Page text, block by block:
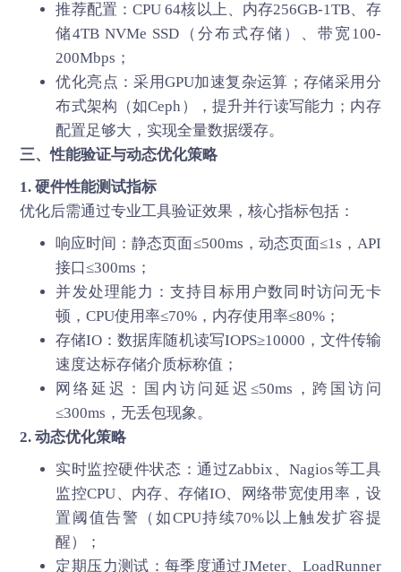
推荐配置：CPU 64核以上、内存256GB-1TB、存
储4TB NVMe SSD（分布式存储）、带宽100-
200Mbps；
优化亮点：采用GPU加速复杂运算；存储采用分
布式架构（如Ceph），提升并行读写能力；内存
配置足够大，实现全量数据缓存。
三、性能验证与动态优化策略
1. 硬件性能测试指标
优化后需通过专业工具验证效果，核心指标包括：
响应时间：静态页面≤500ms，动态页面≤1s，API
接口≤300ms；
并发处理能力：支持目标用户数同时访问无卡
顿，CPU使用率≤70%，内存使用率≤80%；
存储IO：数据库随机读写IOPS≥10000，文件传输
速度达标存储介质标称值；
网络延迟：国内访问延迟≤50ms，跨国访问
≤300ms，无丢包现象。
2. 动态优化策略
实时监控硬件状态：通过Zabbix、Nagios等工具
监控CPU、内存、存储IO、网络带宽使用率，设
置阈值告警（如CPU持续70%以上触发扩容提
醒）；
定期压力测试：每季度通过JMeter、LoadRunner